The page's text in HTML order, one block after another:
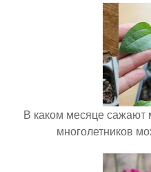
В каком месяце сажают
многолетников